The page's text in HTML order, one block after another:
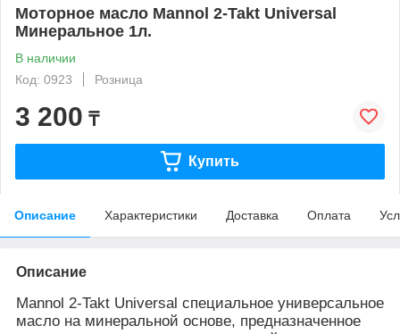
Моторное масло Mannol 2-Takt Universal
Минеральное 1л.
В наличии
Код: 0923
Розница
3 200 ₸
Купить
Описание Характеристики Доставка Оплата
Описание
Mannol 2-Takt Universal специальное универсальное
масло на минеральной основе, предназначенное